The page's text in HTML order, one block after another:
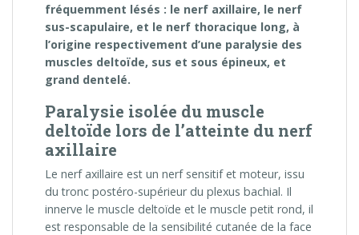
fréquemment lésés : le nerf axillaire, le nerf
sus-scapulaire, et le nerf thoracique long, à
l’origine respectivement d’une paralysie des
muscles deltoïde, sus et sous épineux, et
grand dentelé.
Paralysie isolée du muscle
deltoïde lors de l’atteinte du nerf
axillaire
Le nerf axillaire est un nerf sensitif et moteur, issu
du tronc postéro-supérieur du plexus bachial. Il
innerve le muscle deltoïde et le muscle petit rond, il
est responsable de la sensibilité cutanée de la face